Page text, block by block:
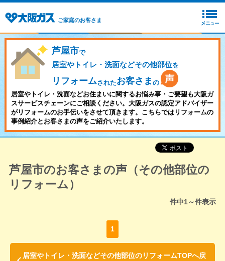
ご家庭のお客さま
芦屋市で
居室やトイレ・洗面などその他部位を
リフォームされたお客さま の
居室やトイレ・洗面などお住まいに関するお悩み事・ご要望も大阪ガ
スサービスチェーンにご相談ください。大阪ガスの認定アドバイザー
がリフォームのお手伝いをさせて頂きます。こちらではリフォームの
事例紹介とお客さまの声をご紹介いたします。
芦屋市のお客さまの声（その他部位の
リフォーム）
件中1～件表示
1
居室やトイレ・洗面などその他部位のリフォームTOPへ戻